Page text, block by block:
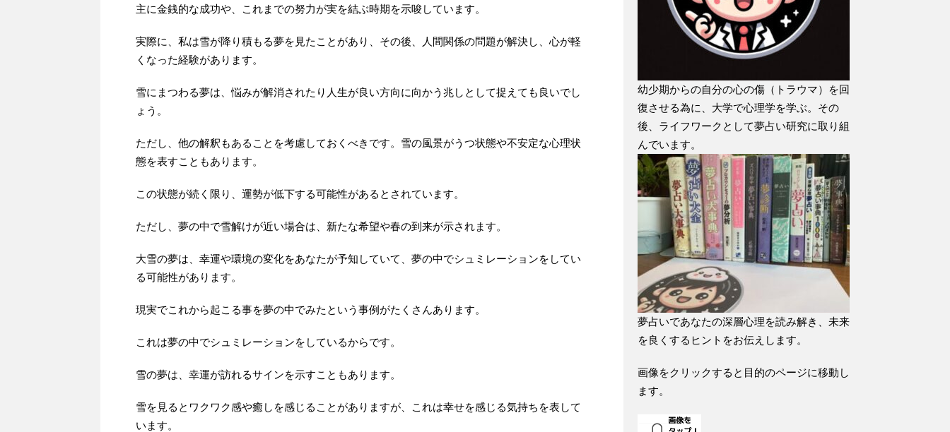
主に金銭的な成功や、これまでの努力が実を結ぶ時期を示唆しています。
実際に、私は雪が降り積もる夢を見たことがあり、その後、人間関係の問題が解決し、心が軽
くなった経験があります。
雪にまつわる夢は、悩みが解消されたり人生が良い方向に向かう兆しとして捉えても良いでし
ょう。
ただし、他の解釈もあることを考慮しておくべきです。雪の風景がうつ状態や不安定な心理状
態を表すこともあります。
この状態が続く限り、運勢が低下する可能性があるとされています。
ただし、夢の中で雪解けが近い場合は、新たな希望や春の到来が示されます。
大雪の夢は、幸運や環境の変化をあなたが予知していて、夢の中でシュミレーションをしてい
る可能性があります。
現実でこれから起こる事を夢の中でみたという事例がたくさんあります。
これは夢の中でシュミレーションをしているからです。
雪の夢は、幸運が訪れるサインを示すこともあります。
雪を見るとワクワク感や癒しを感じることがありますが、これは幸せを感じる気持ちを表して
います。
幼少期からの自分の心の傷（トラウマ）を回
復させる為に、大学で心理学を学ぶ。その
後、ライフワークとして夢占い研究に取り組
んでいます。
夢占いであなたの深層心理を読み解き、未来
を良くするヒントをお伝えします。
画像をクリックすると目的のページに移動し
ます。